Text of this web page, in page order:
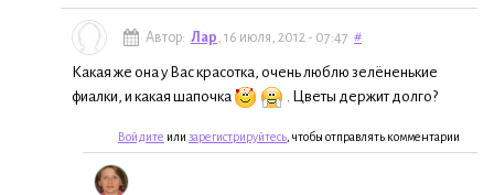
Автор: Лар , 16 июля, 2012 - 07:47 #
Какая же она у Вас красотка, очень люблю зелёненькие
фиалки, и какая шапочка
. Цветы держит долго?
Войдите или зарегистрируйтесь , чтобы отправлять комментарии